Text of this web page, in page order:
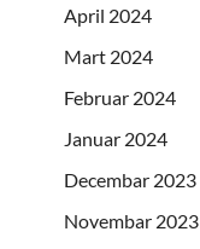
April 2024
Mart 2024
Februar 2024
Januar 2024
Decembar 2023
Novembar 2023